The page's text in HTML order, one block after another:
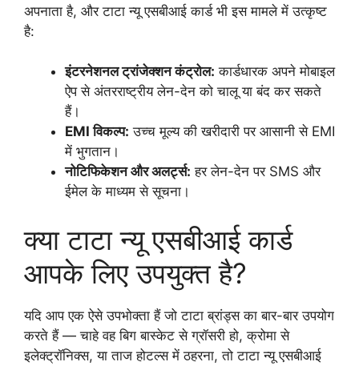
अपनाता है, और टाटा न्यू एसबीआई कार्ड भी इस मामले में उत्कृष्ट
है:
इंटरनेशनल ट्रांजेक्शन कंट्रोल: कार्डधारक अपने मोबाइल
ऐप से अंतरराष्ट्रीय लेन-देन को चालू या बंद कर सकते
हैं।
EMI विकल्प: उच्च मूल्य की खरीदारी पर आसानी से EMI
में भुगतान।
नोटिफिकेशन और अलर्ट्स: हर लेन-देन पर SMS और
ईमेल के माध्यम से सूचना।
क्या टाटा न्यू एसबीआई कार्ड
आपके लिए उपयुक्त है?
यदि आप एक ऐसे उपभोक्ता हैं जो टाटा ब्रांड्स का बार-बार उपयोग
करते हैं — चाहे वह बिग बास्केट से ग्रॉसरी हो, क्रोमा से
इलेक्ट्रॉनिक्स, या ताज होटल्स में ठहरना, तो टाटा न्यू एसबीआई